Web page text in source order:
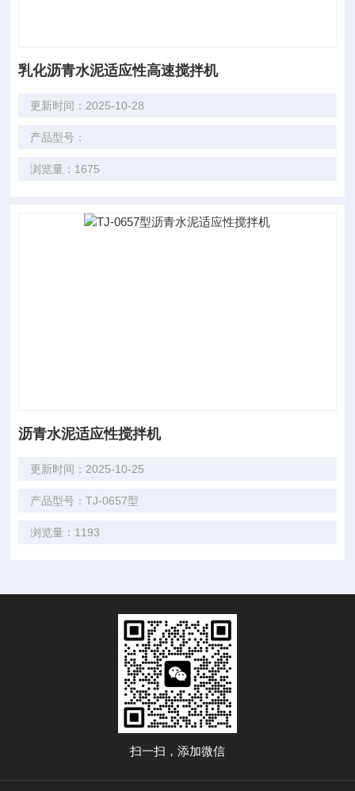
乳化沥青水泥适应性高速搅拌机
更新时间：2025-10-28
产品型号：
浏览量：1675
沥青水泥适应性搅拌机
更新时间：2025-10-25
产品型号：TJ-0657型
浏览量：1193
扫一扫，添加微信